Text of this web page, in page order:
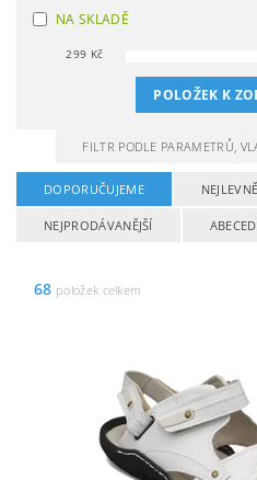
NA SKLADĚ
299 Kč
POLOŽEK K
FILTR PODLE PARAMETRŮ,
DOPORUČUJEME
NEJPRODÁVANĚJŠÍ
68 položek celkem